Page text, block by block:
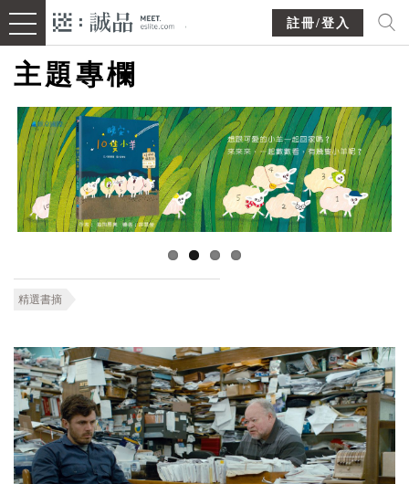
註冊/登入
主題專欄
精選書摘